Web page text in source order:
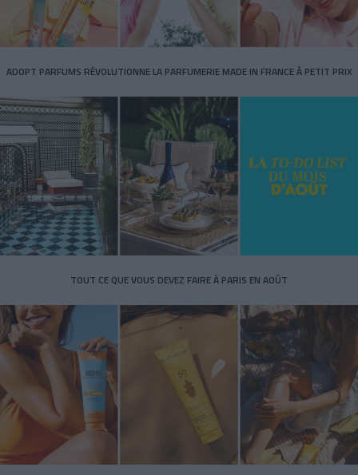
ADOPT PARFUMS RÉVOLUTIONNE LA PARFUMERIE MADE IN FRANCE À PETIT PRIX
TOUT CE QUE VOUS DEVEZ FAIRE À PARIS EN AOÛT